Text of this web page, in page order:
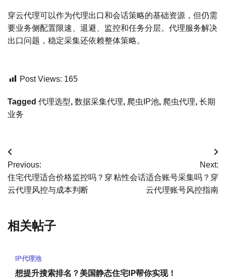
穿云代理可以作为代理出口和会话策略的基础资源，但仍需
要业务侧配置限速、退避、监控和任务分层。代理服务解决
出口问题，稳定采集还依赖整体策略。
Post Views: 165
Tagged 代理选型, 数据采集代理, 爬虫IP池, 爬虫代理, 长期
业务
文
章
导
Previous:
住宅代理适合价格监控吗？穿
云代理风控与成本判断
Next:
粘性会话适合账号采集吗？穿
云代理账号风控指南
相关帖子
IP代理池
想提升搜索排名？美国静态住宅IP帮你实现！